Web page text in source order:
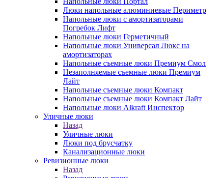
Люки напольные алюминиевые Периметр
Напольные люки с амортизаторами
Погребок Лифт
Напольные люки Герметичный
Напольные люки Универсал Люкс на
амортизаторах
Напольные съемные люки Премиум Смол
Незаполняемые съемные люки Премиум
Лайт
Напольные съемные люки Компакт
Напольные съемные люки Компакт Лайт
Напольные люки Alkraft Инспектор
Уличные люки
Назад
Уличные люки
Люки под брусчатку
Канализационные люки
Ревизионные люки
Назад